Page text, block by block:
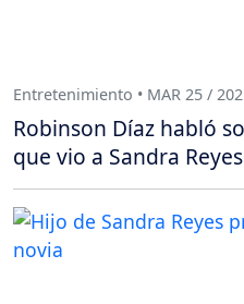
Entretenimiento • MAR 25 /
Robinson Díaz habló
que vio a Sandra Reyes